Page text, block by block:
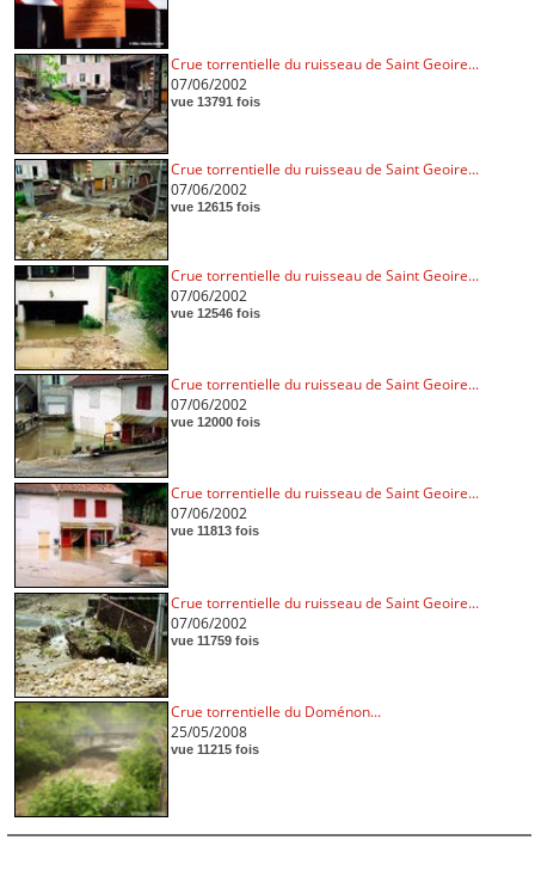
Crue torrentielle du ruisseau de Saint Geoire...
07/06/2002
vue 13791 fois
Crue torrentielle du ruisseau de Saint Geoire...
07/06/2002
vue 12615 fois
Crue torrentielle du ruisseau de Saint Geoire...
07/06/2002
vue 12546 fois
Crue torrentielle du ruisseau de Saint Geoire...
07/06/2002
vue 12000 fois
Crue torrentielle du ruisseau de Saint Geoire...
07/06/2002
vue 11813 fois
Crue torrentielle du ruisseau de Saint Geoire...
07/06/2002
vue 11759 fois
Crue torrentielle du Doménon...
25/05/2008
vue 11215 fois